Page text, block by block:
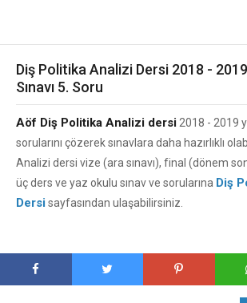
Diş Politika Analizi Dersi 2018 - 2019
Sınavı 5. Soru
Aöf Diş Politika Analizi dersi 2018 - 2019
sorularını çözerek sınavlara daha hazırlıklı
Analizi dersi vize (ara sınavı), final (dönem
üç ders ve yaz okulu sınav ve sorularına Diş
Dersisayfasından ulaşabilirsiniz.